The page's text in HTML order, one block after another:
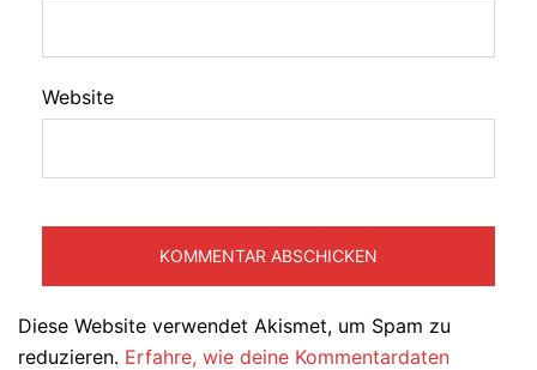
Website
Diese Website verwendet Akismet, um Spam zu
reduzieren. Erfahre, wie deine Kommentardaten